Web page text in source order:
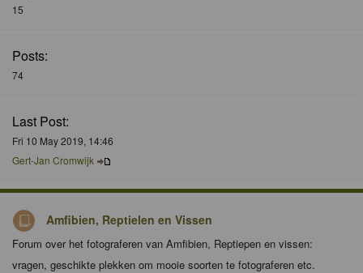
15
Posts:
74
Last Post:
Fri 10 May 2019, 14:46
Gert-Jan Cromwijk
Amfibien, Reptielen en Vissen
Forum over het fotograferen van Amfibien, Reptiepen en vissen:
vragen, geschikte plekken om mooie soorten te fotograferen etc.